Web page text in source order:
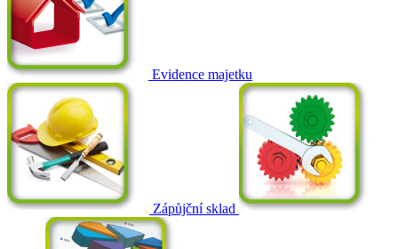
Evidence majetku
Zápůjční sklad